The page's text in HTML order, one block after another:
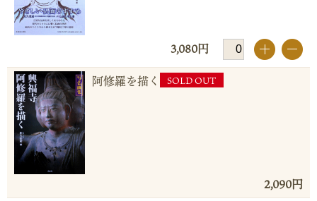
3,080円 +
阿修羅を描く
SOLD OUT
2,090円